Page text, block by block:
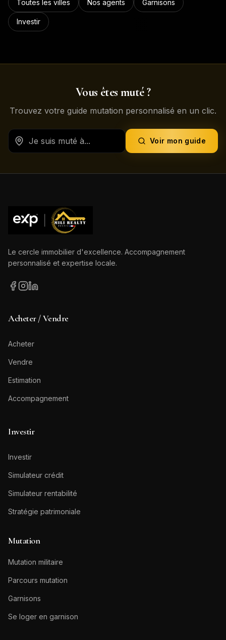
Toutes les villes Nos agents Garnisons
Investir
Vous êtes muté ?
Trouvez votre guide mutation personnalisé en un clic.
Voir mon guide
Le cercle immobilier d'excellence. Accompagnement
personnalisé et expertise locale.
Acheter / Vendre
Acheter
Vendre
Estimation
Accompagnement
Investir
Investir
Simulateur crédit
Simulateur rentabilité
Stratégie patrimoniale
Mutation
Mutation militaire
Parcours mutation
Garnisons
Se loger en garnison